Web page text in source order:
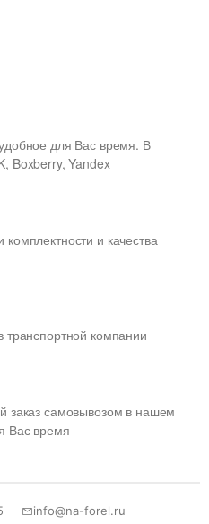
для Вас время. В
Boxberry, Yandex
и качества
транспортной компании
заказ самовывозом в нашем
Вас время
info@na-forel.ru